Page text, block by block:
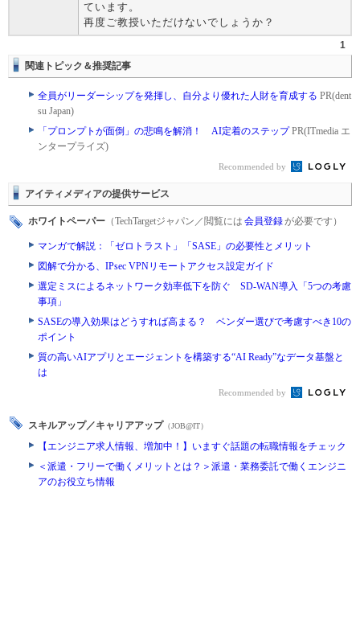
ています。
再度ご教授いただけないでしょうか？
1
関連トピック＆推奨記事
全員がリーダーシップを発揮し、自分より優れた人財を育成する PR(dent
su Japan)
「プロンプトが面倒」の悲鳴を解消！ AI定着のステップPR(ITmedia エ
ンタープライズ)
Recommended by
アイティメディアの提供サービス
ホワイトペーパー （TechTargetジャパン／閲覧には 会員登録が必要です）
マンガで解説：「ゼロトラスト」「SASE」の必要性とメリット
図解で分かる、IPsec VPNリモートアクセス設定ガイド
選定ミスによるネットワーク効率低下を防ぐ SD-WAN導入「5つの考慮
事項」
SASEの導入効果はどうすれば高まる？ ベンダー選びで考慮すべき10の
ポイント
質の高いAIアプリとエージェントを構築する“AI Ready”なデータ基盤と
は
Recommended by
スキルアップ／キャリアアップ （JOB@IT）
【エンジニア求人情報、増加中！】いますぐ話題の転職情報をチェック
＜派遣・フリーで働くメリットとは？＞派遣・業務委託で働くエンジニ
アのお役立ち情報